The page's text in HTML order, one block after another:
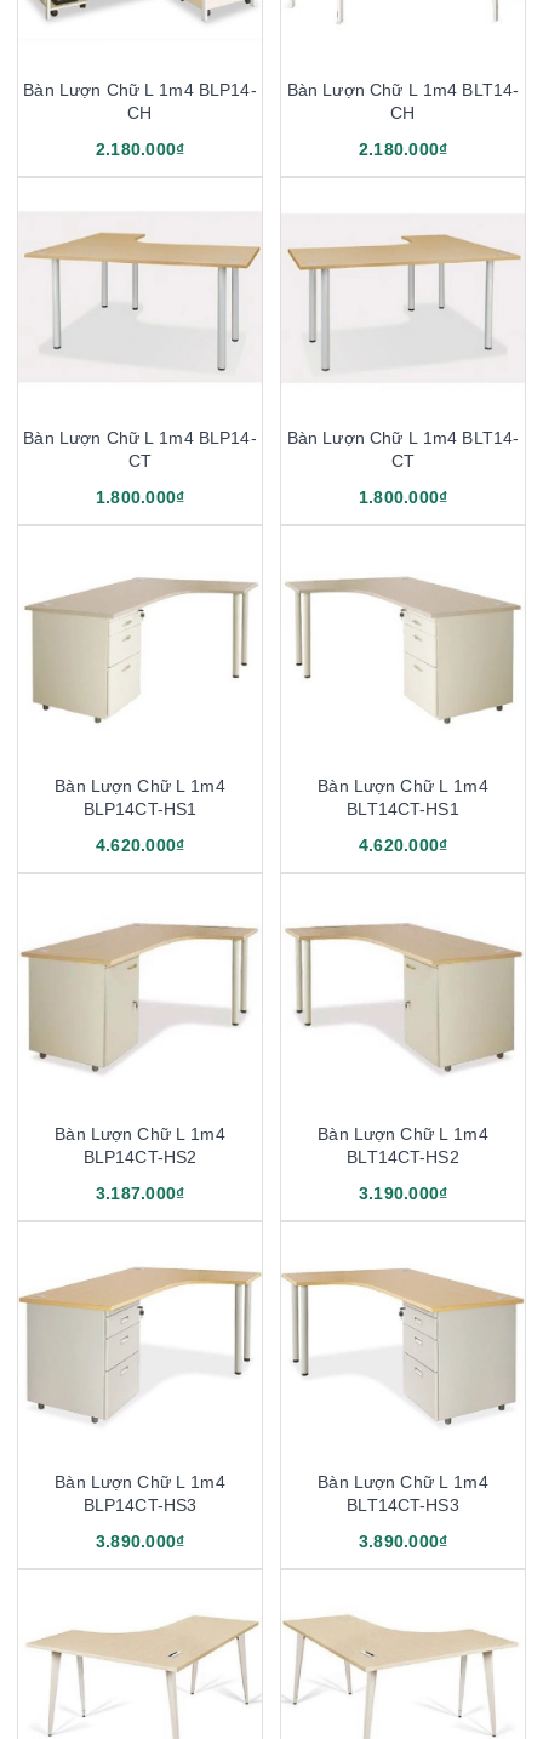
Bàn Lượn Chữ L 1m4 BLP14-
CH
2.180.000₫
Bàn Lượn Chữ L 1m4 BLT14-
CH
2.180.000₫
Bàn Lượn Chữ L 1m4 BLP14-
CT
1.800.000₫
Bàn Lượn Chữ L 1m4 BLT14-
CT
1.800.000₫
Bàn Lượn Chữ L 1m4
BLP14CT-HS1
4.620.000₫
Bàn Lượn Chữ L 1m4
BLT14CT-HS1
4.620.000₫
Bàn Lượn Chữ L 1m4
BLP14CT-HS2
3.187.000₫
Bàn Lượn Chữ L 1m4
BLT14CT-HS2
3.190.000₫
Bàn Lượn Chữ L 1m4
BLP14CT-HS3
3.890.000₫
Bàn Lượn Chữ L 1m4
BLT14CT-HS3
3.890.000₫